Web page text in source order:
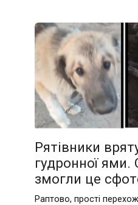
Рятівники
гудронної ями.
змогли це
Раптово, прості